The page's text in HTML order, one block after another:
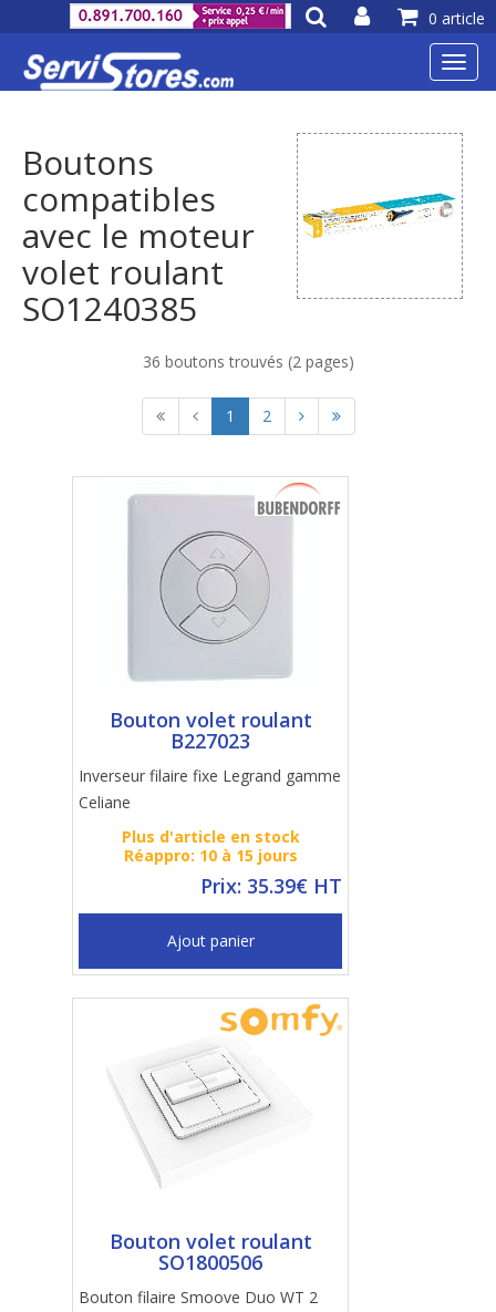
Boutons
compatibles
avec le moteur
volet roulant
SO1240385
36 boutons trouvés (2 pages)
1 2
Bouton volet roulant
B227023
Inverseur filaire fixe Legrand gamme
Celiane
Plus d'article en stock
Réappro: 10 à 15 jours
Prix: 35.39€ HT
Ajout panier
Bouton volet roulant
SO1800506
Bouton filaire Smoove Duo WT 2
0 article